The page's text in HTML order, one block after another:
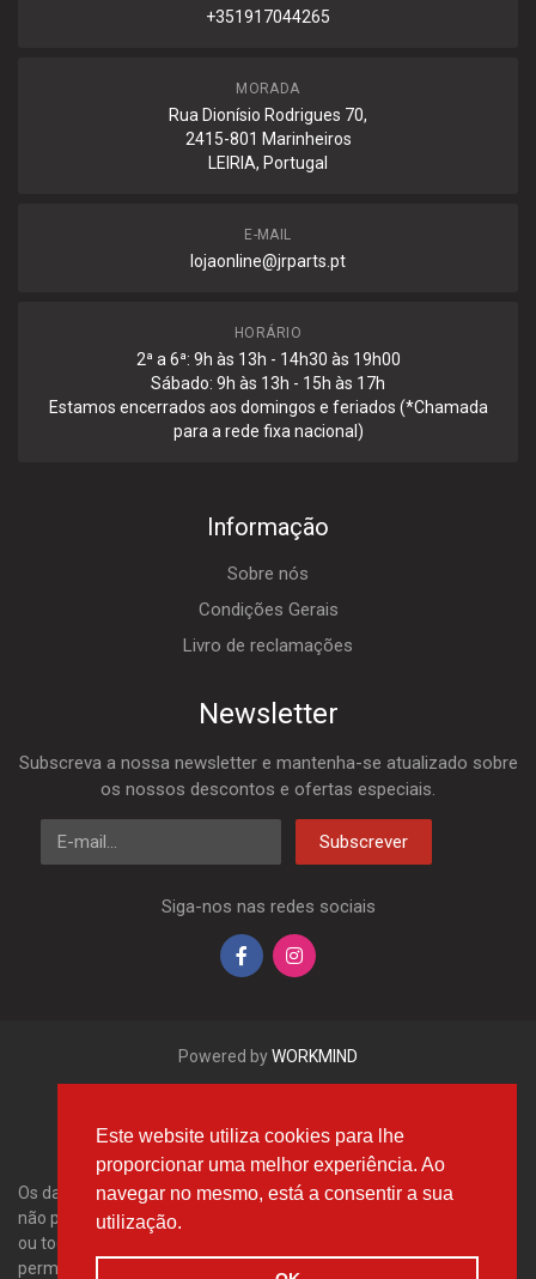
Este website utiliza cookies para lhe
proporcionar uma melhor experiência. Ao
navegar no mesmo, está a consentir a sua
utilização.
+351917044265
MORADA
Rua Dionísio Rodrigues 70,
2415-801 Marinheiros
LEIRIA, Portugal
E-MAIL
lojaonline@jrparts.pt
HORÁRIO
2ª a 6ª: 9h às 13h - 14h30 às 19h00
Sábado: 9h às 13h - 15h às 17h
Estamos encerrados aos domingos e feriados (*Chamada
para a rede fixa nacional)
Informação
Sobre nós
Condições Gerais
Livro de reclamações
Newsletter
Subscreva a nossa newsletter e mantenha-se atualizado sobre
os nossos descontos e ofertas especiais.
E-mail
Subscrever
Siga-nos nas redes sociais
Powered byWORKMIND
Os dados aqui apresentados, em especial a base de dados inteira,
não podem ser copiados. É proibido reproduzir, distribuir os dados
ou toda a base de dados sem a autorização da Tecdoc e/ou
permitir que tais acções sejam efetuadas por terceiros. Qualquer